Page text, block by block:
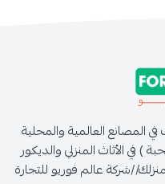
المصانع العالمية والمحلية
) في الأثاث المنزلي والديكور
شركة عالم فوريو للتجارة